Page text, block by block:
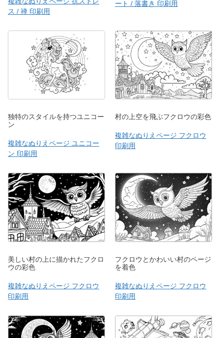
ス / 禅 印刷用
ート / 落書き 印刷用
独特のスタイルを持つユニコー
ン
複雑なぬりえページ ユニコー
ン 印刷用
村の上空を飛ぶフクロウの彩色
複雑なぬりえページ フクロウ
印刷用
美しい村の上に描かれたフクロ
ウの彩色
複雑なぬりえページ フクロウ
印刷用
フクロウとかわいい村のページ
を着色
複雑なぬりえページ フクロウ
印刷用